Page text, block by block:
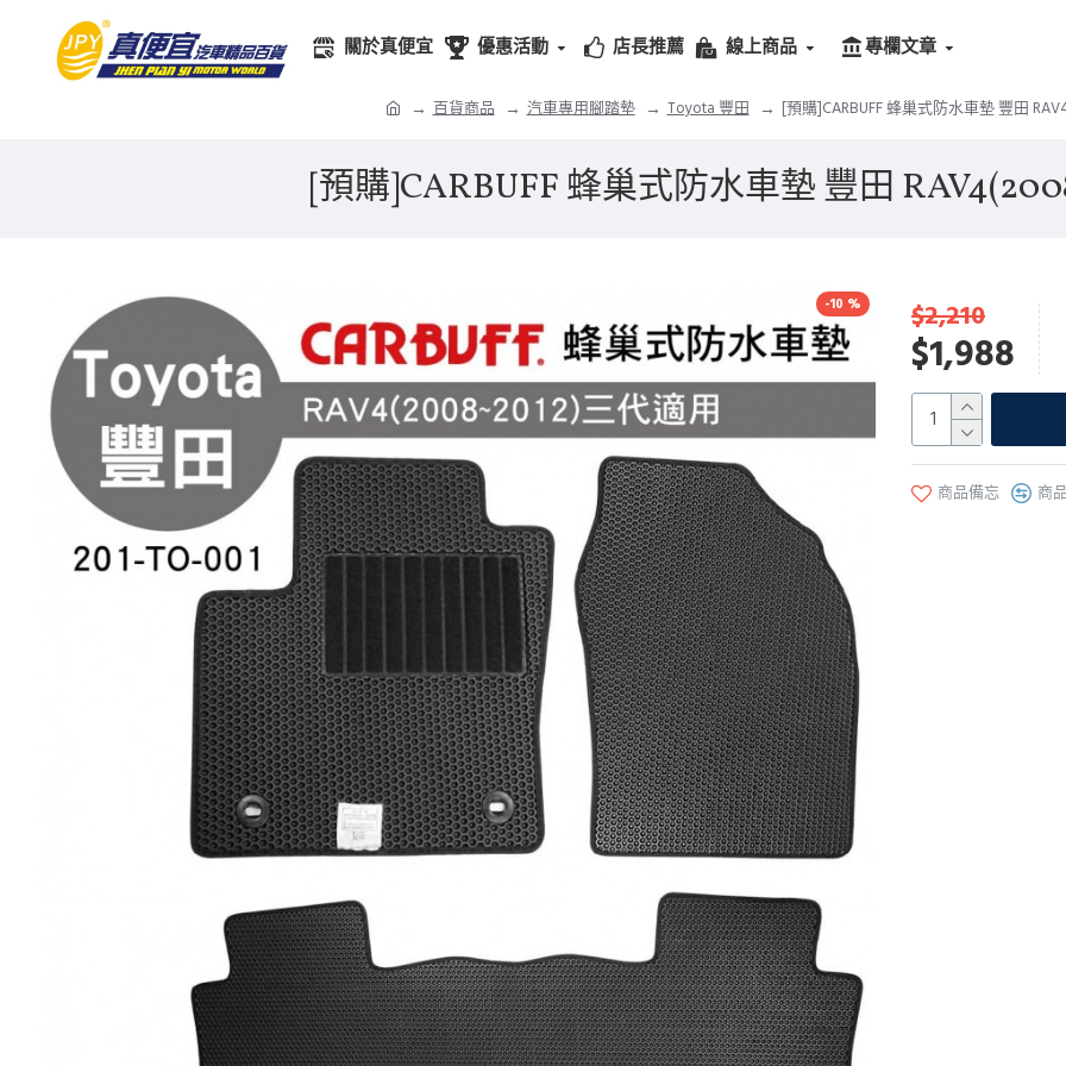
關於真便宜 優惠活動 店長推薦 線上商品 專欄文章
百貨商品 汽車專用腳踏墊 Toyota 豐田 [預購]CARBUFF 蜂巢式防水車墊 豐田
[預購]CARBUFF 蜂巢式防水車墊 豐田
-10 %
$1,988
$2,210
商品備忘 商